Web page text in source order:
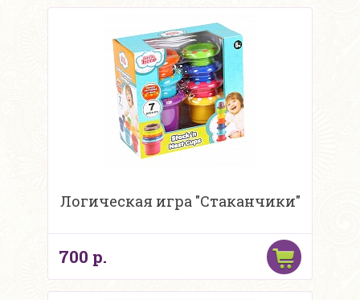
Логическая игра "Стаканчики"
700 р.